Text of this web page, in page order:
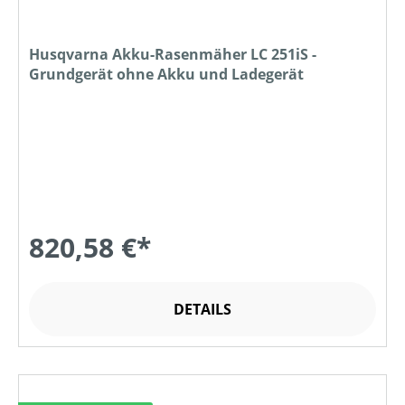
Husqvarna Akku-Rasenmäher LC 251iS -
Grundgerät ohne Akku und Ladegerät
820,58 €*
DETAILS